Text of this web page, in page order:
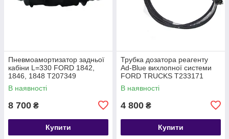
Пневмоамортизатор задньої
кабіни L=330 FORD 1842,
1846, 1848 T207349
DC465C063BB
В наявності
8 700 ₴
Купити
Трубка дозатора реагенту
Ad-Blue вихлопної системи
FORD TRUCKS T233171
KTGC465J249BA
В наявності
4 800 ₴
Купити